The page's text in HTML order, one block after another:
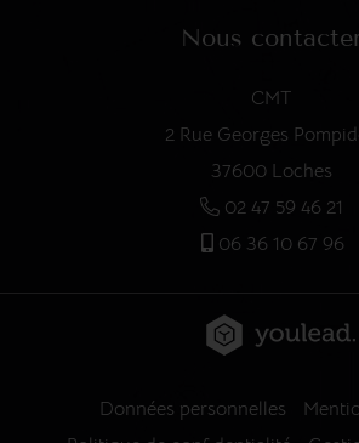
Nous
CMT
2 Rue Georges
37600 Loches
02 47 59 46 21
06 36 10 67 96
Données personnelles